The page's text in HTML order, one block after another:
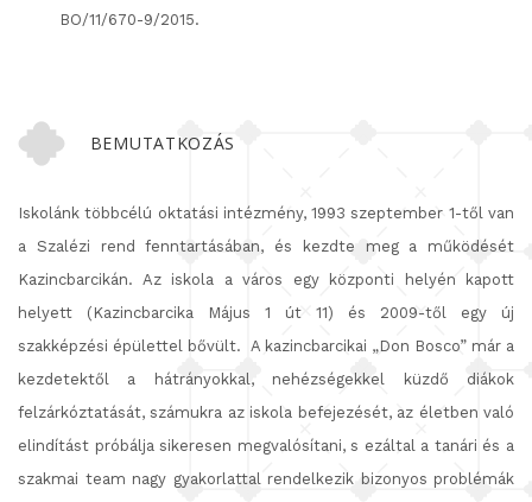
BO/11/670-9/2015.
BEMUTATKOZÁS
Iskolánk többcélú oktatási intézmény, 1993 szeptember 1-től van
a Szalézi rend fenntartásában, és kezdte meg a működését
Kazincbarcikán. Az iskola a város egy központi helyén kapott
helyett (Kazincbarcika Május 1 út 11) és 2009-től egy új
szakképzési épülettel bővült. A kazincbarcikai „Don Bosco” már a
kezdetektől a hátrányokkal, nehézségekkel küzdő diákok
felzárkóztatását, számukra az iskola befejezését, az életben való
elindítást próbálja sikeresen megvalósítani, s ezáltal a tanári és a
szakmai team nagy gyakorlattal rendelkezik bizonyos problémák